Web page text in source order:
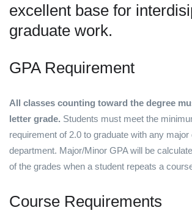
excellent base for
graduate work.
GPA Requirement
All classes counting toward the degree
letter grade. Students must meet the
requirement of 2.0 to graduate with any
department. Major/Minor GPA will be
of the grades when a student repeats a
Course Requirements